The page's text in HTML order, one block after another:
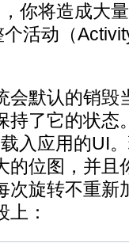
你将造成大
个活动（
会默认的销毁
持了它的状态
入应用的UI
的位图，并且
次旋转不重新
：